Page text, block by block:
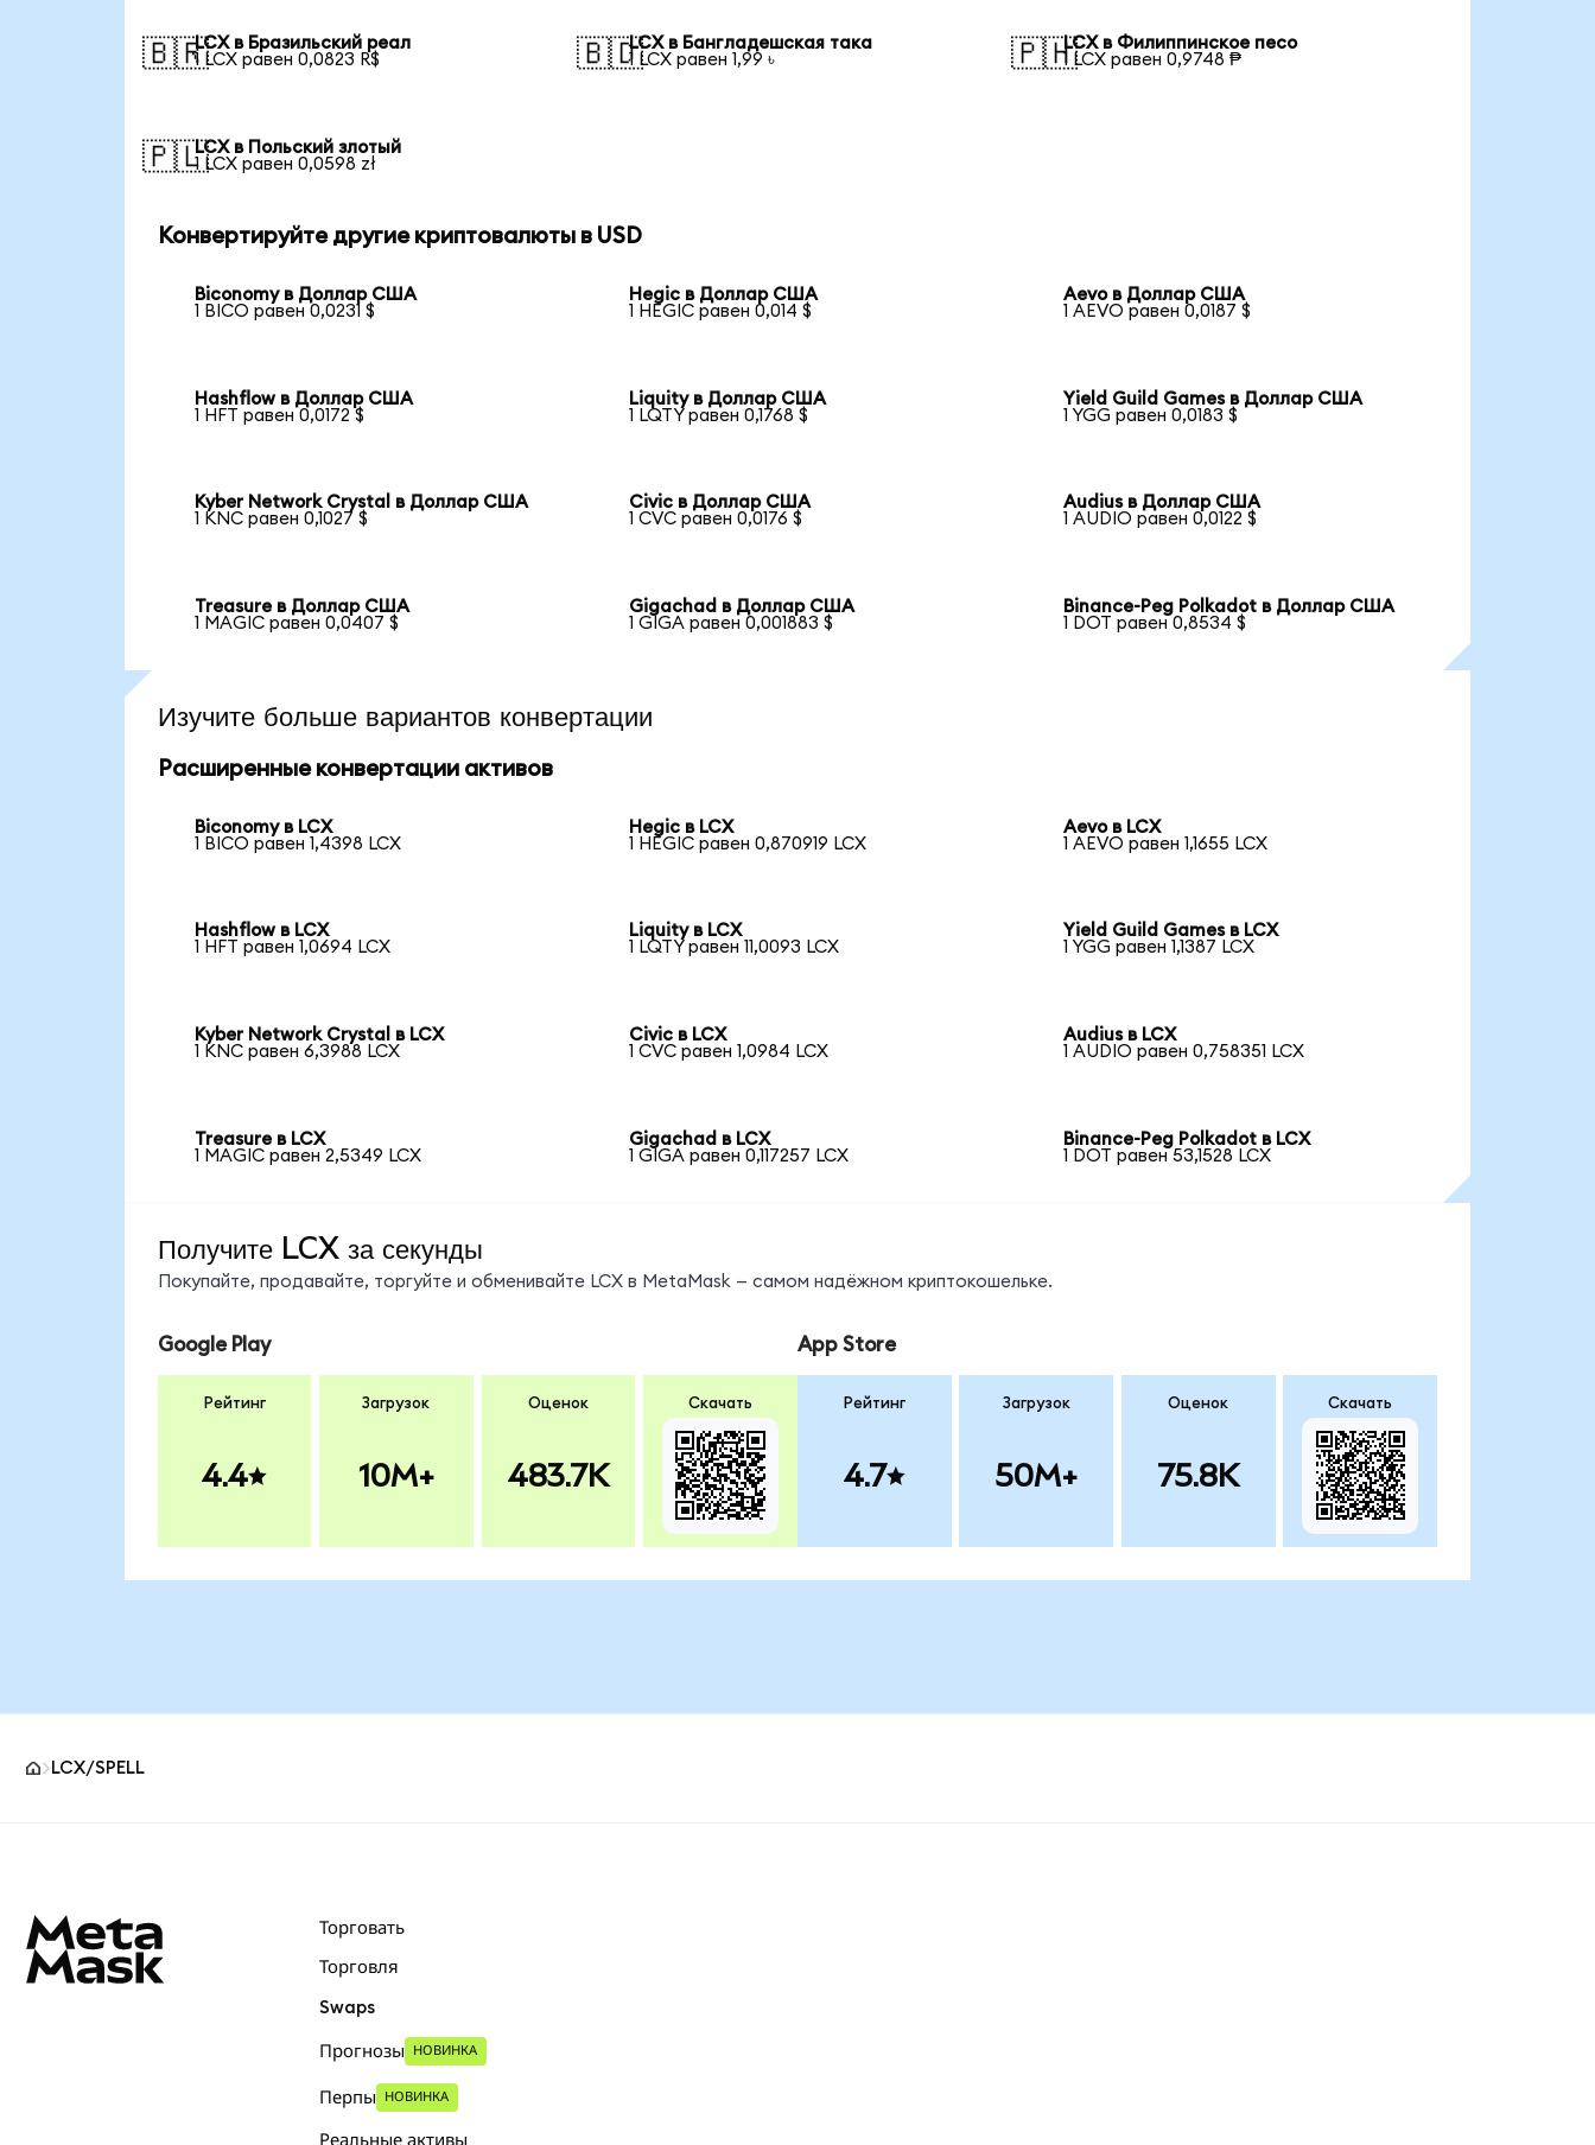
🇧🇷LCX в Бразильский реал
1 LCX равен 0,0823 R$
🇧🇩LCX в Бангладешская така
1 LCX равен 1,99 ৳
🇵🇭LCX в Филиппинское песо
1 LCX равен 0,9748 ₱
🇵🇱LCX в Польский злотый
1 LCX равен 0,0598 zł
Конвертируйте другие криптовалюты в USD
Biconomy в Доллар США
1 BICO равен 0,0231 $
Hegic в Доллар США
1 HEGIC равен 0,014 $
Aevo в Доллар США
1 AEVO равен 0,0187 $
Hashflow в Доллар США
1 HFT равен 0,0172 $
Liquity в Доллар США
1 LQTY равен 0,1768 $
Yield Guild Games в Доллар США
1 YGG равен 0,0183 $
Kyber Network Crystal в Доллар США
1 KNC равен 0,1027 $
Civic в Доллар США
1 CVC равен 0,0176 $
Audius в Доллар США
1 AUDIO равен 0,0122 $
Treasure в Доллар США
1 MAGIC равен 0,0407 $
Gigachad в Доллар США
1 GIGA равен 0,001883 $
Binance-Peg Polkadot в Доллар США
1 DOT равен 0,8534 $
Изучите больше вариантов конвертации
Расширенные конвертации активов
Biconomy в LCX
1 BICO равен 1,4398 LCX
Hegic в LCX
1 HEGIC равен 0,870919 LCX
Aevo в LCX
1 AEVO равен 1,1655 LCX
Hashflow в LCX
1 HFT равен 1,0694 LCX
Liquity в LCX
1 LQTY равен 11,0093 LCX
Yield Guild Games в LCX
1 YGG равен 1,1387 LCX
Kyber Network Crystal в LCX
1 KNC равен 6,3988 LCX
Civic в LCX
1 CVC равен 1,0984 LCX
Audius в LCX
1 AUDIO равен 0,758351 LCX
Treasure в LCX
1 MAGIC равен 2,5349 LCX
Gigachad в LCX
1 GIGA равен 0,117257 LCX
Binance-Peg Polkadot в LCX
1 DOT равен 53,1528 LCX
Получите LCX за секунды
Покупайте, продавайте, торгуйте и обменивайте LCX в MetaMask — самом надёжном криптокошельке.
Google Play
Рейтинг
4.4
Загрузок
10M+
Оценок
483.7K
Скачать
App Store
Рейтинг
4.7
Загрузок
50M+
Оценок
75.8K
Скачать
LCX/SPELL
Торговать
Торговля
Swaps
Прогнозы НОВИНКА
Перпы НОВИНКА
Реальные активы